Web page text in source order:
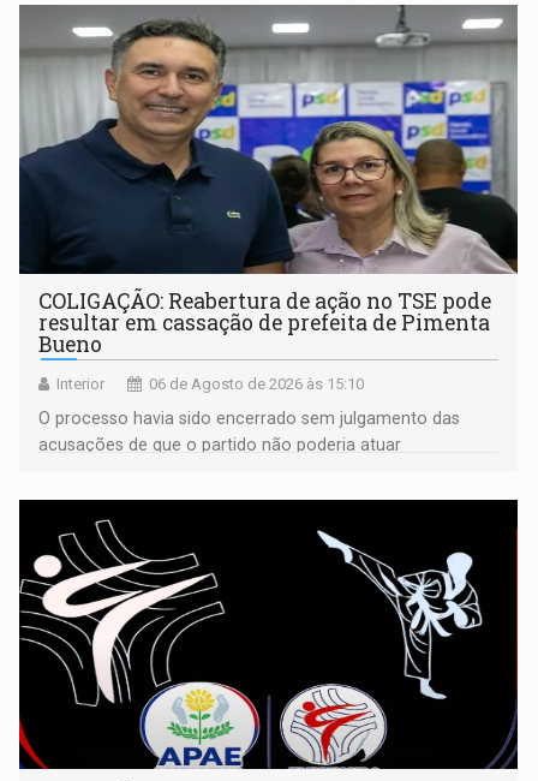
COLIGAÇÃO: Reabertura de ação no TSE pode
resultar em cassação de prefeita de Pimenta
Bueno
Interior 06 de Agosto de 2026 às 15:10
O processo havia sido encerrado sem julgamento das
acusações de que o partido não poderia atuar